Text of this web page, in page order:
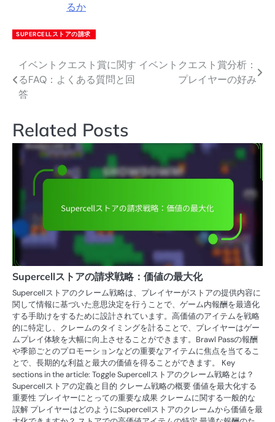
るか
SUPERCELLストアの請求
Post
navigation
イベントクエスト賞に関す
るFAQ：よくある質問と回
答
イベントクエスト賞分析：
プレイヤーの好み
Related Posts
Supercellストアの請求戦略：価値の最大化
Supercellストアのクレーム戦略は、プレイヤーがストアの提供内容に
関して情報に基づいた意思決定を行うことで、ゲーム内報酬を最適化
する手助けをするために設計されています。高価値のアイテムを戦略
的に特定し、クレームのタイミングを計ることで、プレイヤーはゲー
ムプレイ体験を大幅に向上させることができます。Brawl Passの報酬
や季節ごとのプロモーションなどの重要なアイテムに焦点を当てるこ
とで、長期的な利益と最大の価値を得ることができます。 Key
sections in the article: Toggle Supercellストアのクレーム戦略とは？
Supercellストアの定義と目的 クレーム戦略の概要 価値を最大化する
重要性 プレイヤーにとっての重要な成果 クレームに関する一般的な
誤解 プレイヤーはどのようにSupercellストアのクレームから価値を最